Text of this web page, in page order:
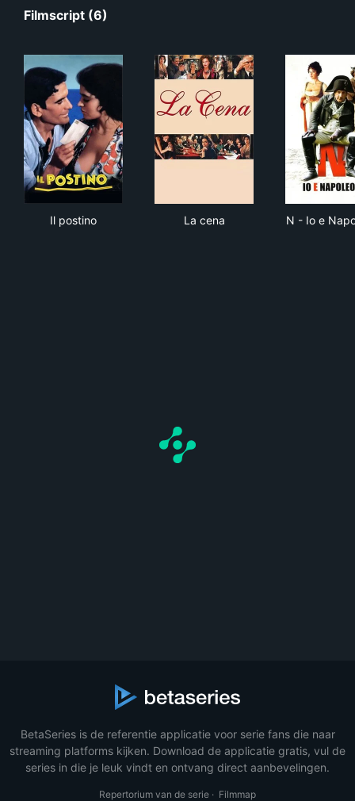
Filmscript (6)
Il postino La cena N - Io e
BetaSeries is de referentie applicatie voor serie fans die naar
streaming platforms kijken. Download de applicatie gratis, vul de
series in die je leuk vindt en ontvang direct aanbevelingen.
Repertorium van de serie · Filmmap